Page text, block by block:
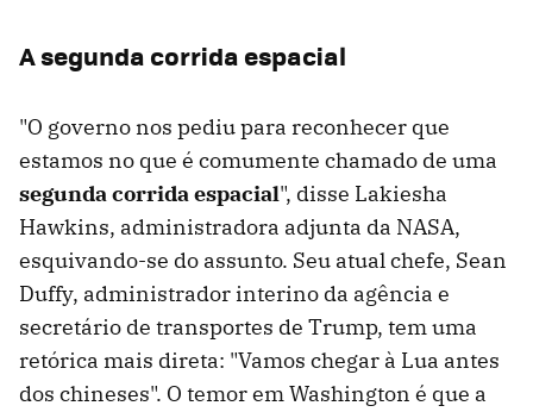
A segunda corrida espacial
"O governo nos pediu para reconhecer que
estamos no que é comumente chamado de uma
segunda corrida espacial", disse Lakiesha
Hawkins, administradora adjunta da NASA,
esquivando-se do assunto. Seu atual chefe, Sean
Duffy, administrador interino da agência e
secretário de transportes de Trump, tem uma
retórica mais direta: "Vamos chegar à Lua antes
dos chineses". O temor em Washington é que a